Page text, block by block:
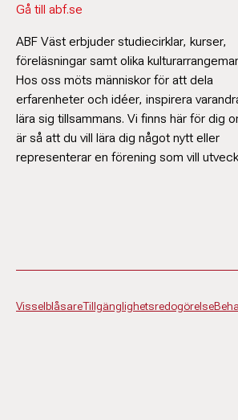
Gå till abf.se
ABF Väst erbjuder studiecirklar, kurser,
föreläsningar samt olika
Hos oss möts människor för att dela
erfarenheter och idéer, inspirera
lära sig tillsammans. Vi finns här för dig
är så att du vill lära dig något nytt eller
representerar en förening som vill
VisselblåsareTillgänglighetsredogörelse